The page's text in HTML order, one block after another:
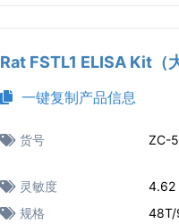
Rat FSTL1 ELISA Kit（
一键复制产品信息
货号 ZC-
灵敏度
4.62
规格